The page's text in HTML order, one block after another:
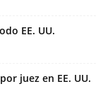
EE. UU.
juez en EE. UU.